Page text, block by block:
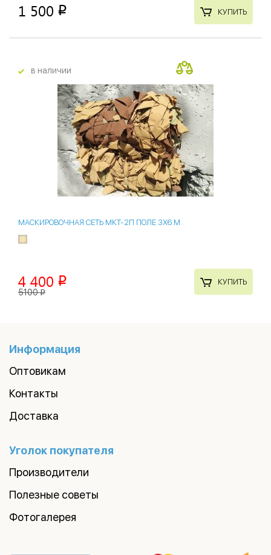
1 500 p КУПИТЬ
в наличии
14 %
МАСКИРОВОЧНАЯ СЕТЬ МКТ-2П ПОЛЕ 3Х6 М
4 400 p
5100p
КУПИТЬ
Информация
Оптовикам
Контакты
Доставка
Уголок покупателя
Производители
Полезные советы
Фотогалерея